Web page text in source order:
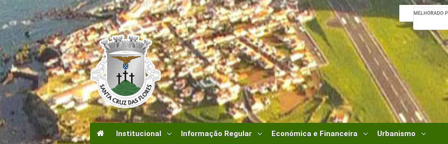
Institucional Informação Regular Económica e Financeira Urbanismo